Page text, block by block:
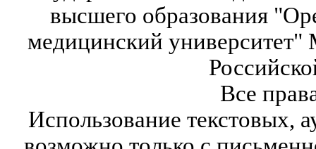
высшего образования
медицинский университет"
Все
Использование текстовых,